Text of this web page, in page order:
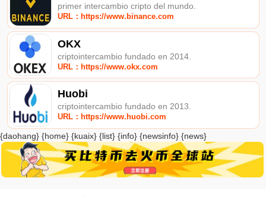
primer intercambio cripto del mundo.
URL：https://www.binance.com
OKX
criptointercambio fundado en 2014.
URL：https://www.okx.com
Huobi
criptointercambio fundado en 2013.
URL：https://www.huobi.com
{daohang} {home} {kuaix} {list} {info} {newsinfo} {news}